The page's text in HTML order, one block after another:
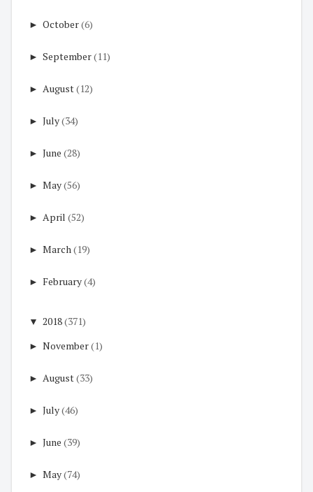
► October(6)
► September(11)
► August(12)
► July(34)
► June (28)
► May(56)
► April (52)
► March(19)
► February(4)
▼ 2018(371)
► November(1)
► August(33)
► July(46)
► June (39)
► May(74)